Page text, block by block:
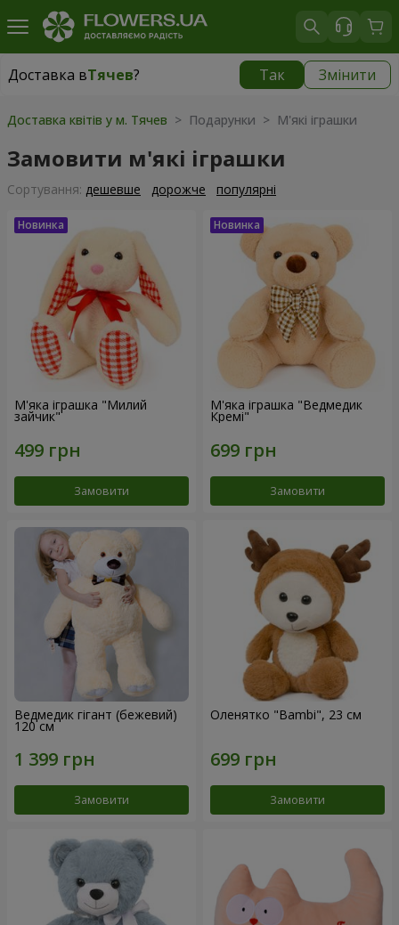
Доставка вТячев? Так Змінити
Доставка вТячев|
Доставка квітів у м. Тячев > Подарунки > М'які іграшки
Замовити м'які іграшки
Сортування: дешевше дорожче популярні
М'яка іграшка "Милий
зайчик"
Замовити
М'яка іграшка "Ведмедик
Кремі"
Замовити
Ведмедик гігант (бежевий)
120 см
Замовити
Оленятко "Bambi", 23 см
Замовити